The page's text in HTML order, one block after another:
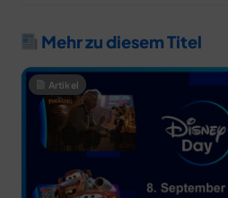
Mehr zu diesem Titel
Artikel